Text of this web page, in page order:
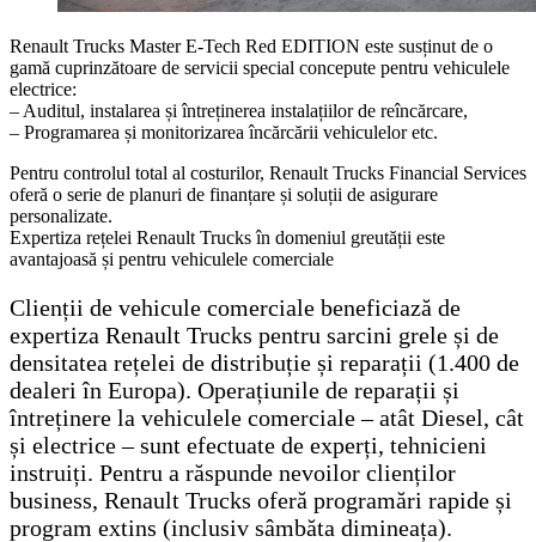
Renault Trucks Master E-Tech Red EDITION este susținut de o
gamă cuprinzătoare de servicii special concepute pentru vehiculele
electrice:
– Auditul, instalarea și întreținerea instalațiilor de reîncărcare,
– Programarea și monitorizarea încărcării vehiculelor etc.
Pentru controlul total al costurilor, Renault Trucks Financial Services
oferă o serie de planuri de finanțare și soluții de asigurare
personalizate.
Expertiza rețelei Renault Trucks în domeniul greutății este
avantajoasă și pentru vehiculele comerciale
Clienții de vehicule comerciale beneficiază de
expertiza Renault Trucks pentru sarcini grele și de
densitatea rețelei de distribuție și reparații (1.400 de
dealeri în Europa). Operațiunile de reparații și
întreținere la vehiculele comerciale – atât Diesel, cât
și electrice – sunt efectuate de experți, tehnicieni
instruiți. Pentru a răspunde nevoilor clienților
business, Renault Trucks oferă programări rapide și
program extins (inclusiv sâmbăta dimineața).